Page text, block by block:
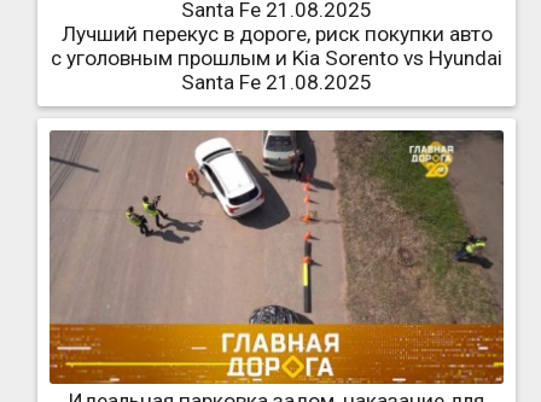
Лучший перекус в дороге, риск покупки авто
с уголовным прошлым и Kia Sorento vs Hyundai
Santa Fe 21.08.2025